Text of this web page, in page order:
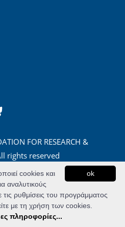
FOR RESEARCH &
rights reserved
ok
cookies και
αναλυτικούς
ρυθμίσεις του προγράμματος
με τη χρήση των cookies.
πληροφορίες...